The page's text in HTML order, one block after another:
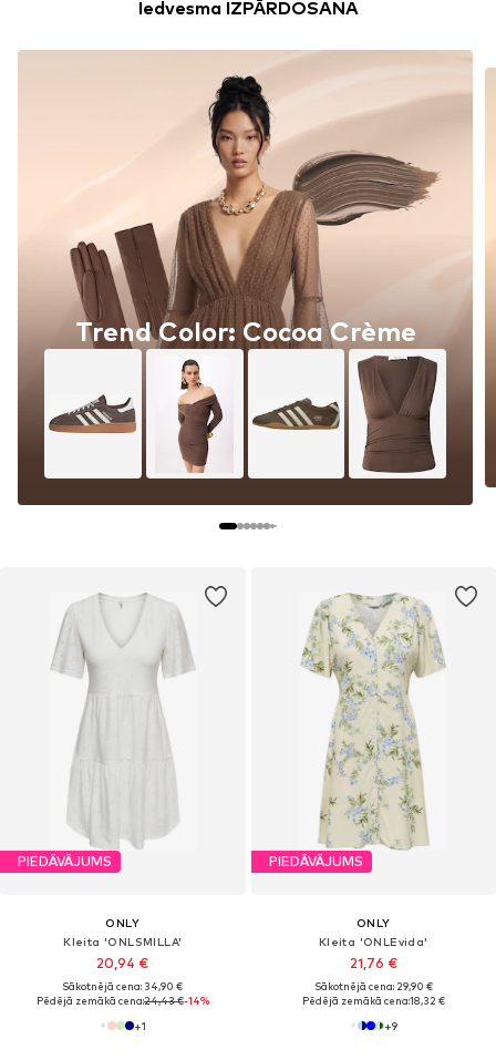
PIEDĀVĀJUMS
ONLY
Kleita 'ONLSMILLA'
20,94 €
Sākotnējā cena: 34,90 €
Pēdējā zemākā cena:24,43 €-14%
+1
PIEDĀVĀJUMS
ONLY
Kleita 'ONLEvida'
21,76 €
Sākotnējā cena: 29,90 €
Pēdējā zemākā cena:18,32 €
+9
Iedvesma IZPĀRDOŠANA
Trend Color: Iced Coffee